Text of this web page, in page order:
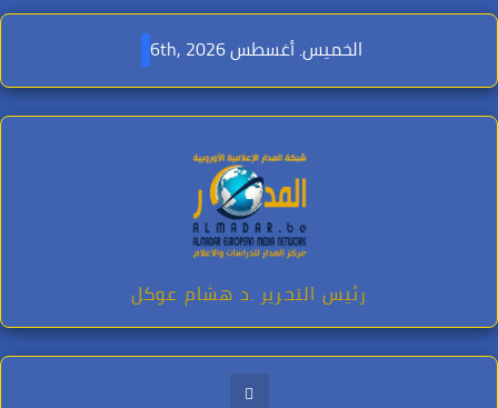
Skip
content
الخميس. أغسطس 6th, 2026
رئيس التحرير .د هشام عوكل